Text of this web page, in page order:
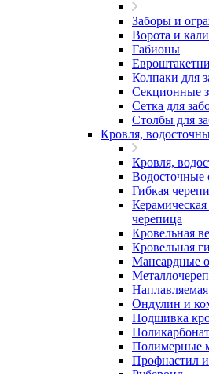
Заборы и
Ворота и
Габионы
Колпаки для
Секционные
Сетка для
Столбы для
Кровля,
Кровля,
Водосточные
Гибкая
черепица
Кровельная
Кровельная
Мансардные
Ондулин и
Подшивка
Полимерные
Профнастил